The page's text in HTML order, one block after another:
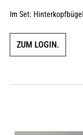
Im Set:
ZUM LOGIN.